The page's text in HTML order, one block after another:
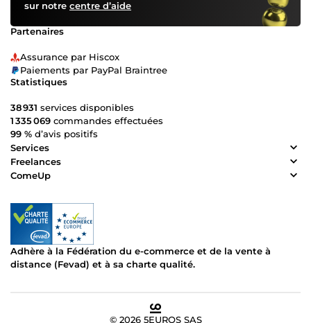
sur notre centre d’aide
Partenaires
Assurance par Hiscox
Paiements par PayPal Braintree
Statistiques
38 931 services disponibles
1 335 069 commandes effectuées
99 % d’avis positifs
Services
Freelances
ComeUp
Adhère à la Fédération du e-commerce et de la vente à
distance (Fevad) et à sa charte qualité.
© 2026 5EUROS SAS